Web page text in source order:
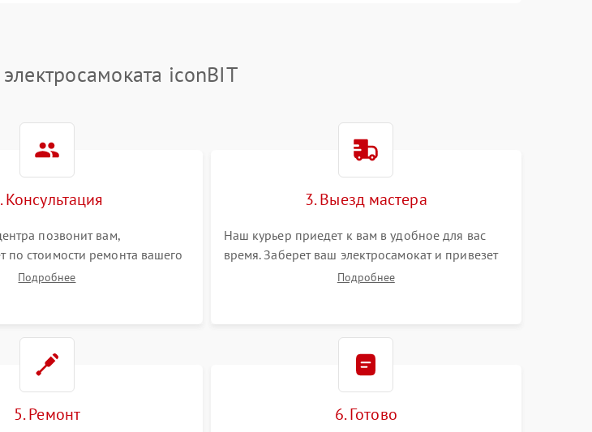
iconBIT
Консультация
позвонит вам,
по стоимости ремонта вашего
а также ответит на все ваши
Подробнее
3. Выезд мастера
Наш курьер приедет к вам в удобное для вас
время. Заберет ваш электросамокат и привезет
на склад для диагностики.
Подробнее
5. Ремонт 6. Готово